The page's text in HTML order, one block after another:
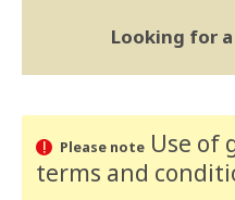
Looking for
Please noteUse of
terms and